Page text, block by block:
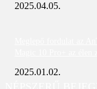
2025.04.05.
2025.01.02.